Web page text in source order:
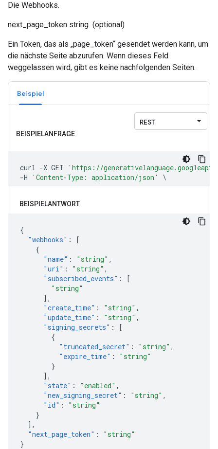
Die Webhooks.
next_page_token string (optional)
Ein Token, das als „page_token“ gesendet werden kann, um
die nächste Seite abzurufen. Wenn dieses Feld
weggelassen wird, gibt es keine nachfolgenden Seiten.
Beispiel
BEISPIELANTWORT
{
"webhooks" :
[
{
"name" : "string" ,
"uri" : "string" ,
"subscribed_events" :
[
"string"
],
"create_time" : "string" ,
"update_time" : "string" ,
"signing_secrets" :
[
{
"truncated_secret" : "string" ,
"expire_time" :
"string"
}
],
"state" : "enabled" ,
"new_signing_secret" : "string" ,
"id" :
"string"
}
],
"next_page_token" :
"string"
}